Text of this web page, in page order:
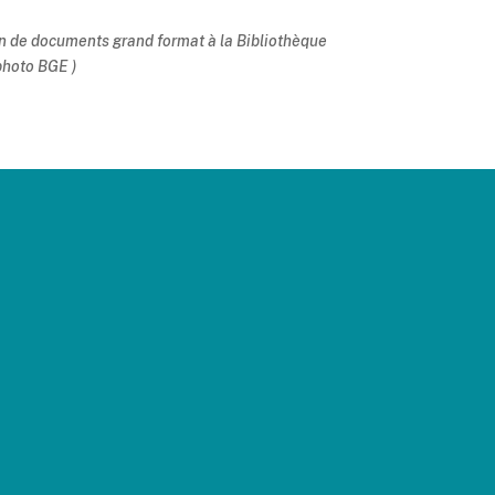
de documents grand format à la Bibliothèque
BGE )